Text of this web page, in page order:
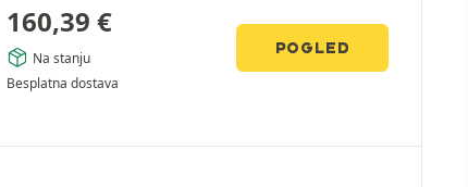
160,39 €
Na stanju
Besplatna dostava
POGLED